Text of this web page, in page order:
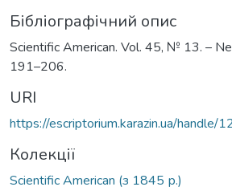
Бібліографічний опис
Scientific American. Vol. 45, № 13. –
191–206.
URI
https://escriptorium.karazin.ua/
Колекції
Scientific American (з 1845 р.)